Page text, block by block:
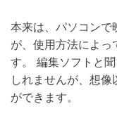
本来は、パソコンで
が、使用方法によっ
す。 編集ソフトと
しれませんが、想
ができます。